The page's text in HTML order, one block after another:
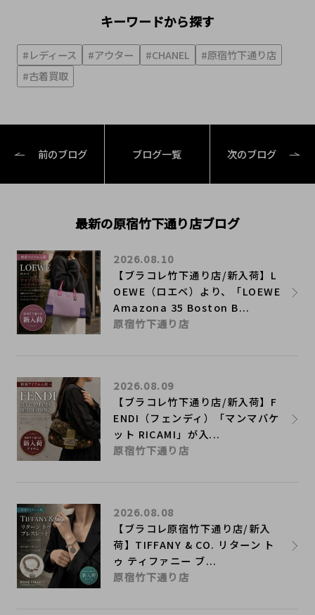
キーワードから探す
#レディース #アウター #CHANEL
#原宿竹下通り店
#古着買取
前のブログ ブログ一覧 次のブログ
最新の原宿竹下通り店ブログ
【ブラコレ竹下通り店/新入荷】L
OEWE（ロエベ）より、「LOEWE
Amazona 35 Boston B...
2026.08.10
原宿竹下通り店
【ブラコレ竹下通り店/新入荷】F
ENDI（フェンディ）「マンマバケ
ット RICAMI」が入...
2026.08.09
原宿竹下通り店
【ブラコレ原宿竹下通り店/新入
荷】TIFFANY & CO. リターン ト
ゥ ティファニー ブ...
2026.08.08
原宿竹下通り店